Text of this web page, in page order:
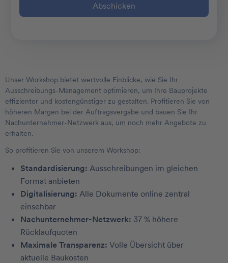
Unser Workshop bietet wertvolle Einblicke, wie Sie Ihr
Ausschreibungs-Management optimieren, um Ihre Bauprojekte
effizienter und kostengünstiger zu gestalten. Profitieren Sie von
höheren Margen bei der Auftragsvergabe und bauen Sie Ihr
Nachunternehmer-Netzwerk aus, um noch mehr Angebote zu
erhalten.
So profitieren Sie von unserem Workshop:
Standardisierung: Ausschreibungen im gleichen
Format anbieten
Digitalisierung: Alle Dokumente online zentral
einsehbar
Nachunternehmer-Netzwerk: 37 % höhere
Rücklaufquoten
Maximale Transparenz: Volle Übersicht über
aktuelle Baukosten